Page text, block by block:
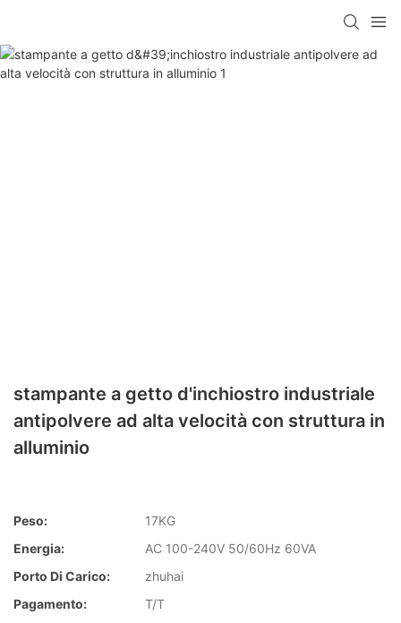
stampante a getto d'inchiostro industriale
antipolvere ad alta velocità con struttura in
alluminio
Peso:
17KG
Energia:
AC 100-240V 50/60Hz 60VA
Porto Di Carico:
zhuhai
Pagamento:
T/T